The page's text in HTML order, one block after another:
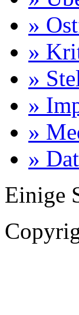
»
»
»
»
»
»
Einige